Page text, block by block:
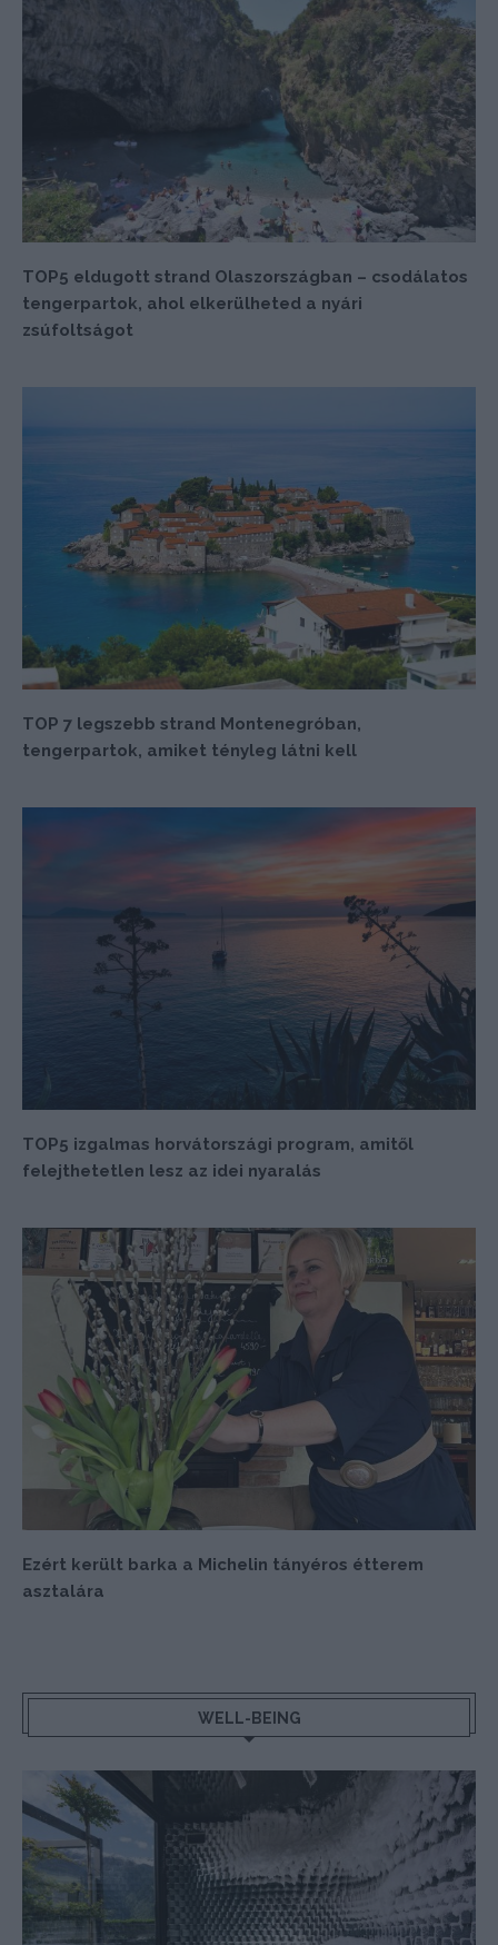
TOP5 eldugott strand Olaszországban – csodálatos
tengerpartok, ahol elkerülheted a nyári
zsúfoltságot
TOP 7 legszebb strand Montenegróban,
tengerpartok, amiket tényleg látni kell
TOP5 izgalmas horvátországi program, amitől
felejthetetlen lesz az idei nyaralás
Ezért került barka a Michelin tányéros étterem
asztalára
WELL-BEING